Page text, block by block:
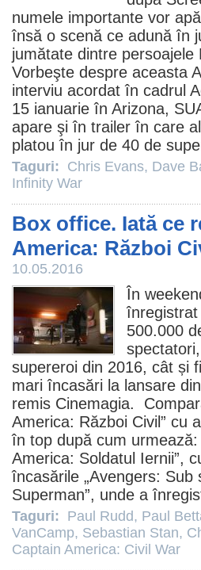
numele importante vor
însă o scenă ce adună în
jumătate dintre
Vorbeşte despre aceasta
interviu acordat în cadrul
15 ianuarie în Arizona,
apare şi în trailer în care
platou în jur de 40 de
Taguri: Chris Evans, Dave
Infinity War
Box office. Iată ce
America: Război
10.05.2016
În
500.000
supereroi din 2016, cât și
mari încasări la lansare
remis Cinemagia.
America: Război Civil” cu
în top după cum
America: Soldatul Iernii”,
încasările „Avengers:
Superman”, unde a
Taguri: Paul Rudd, Paul
VanCamp, Sebastian Stan,
Captain America: Civil War